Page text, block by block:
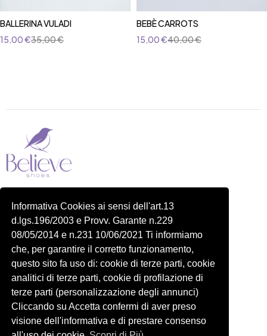
Informativa Cookies ai sensi dell'art.13
d.lgs.196/2003 e Provv. Garante n.229
08/05/2014 e n.231 10/06/2021 Ti informiamo
che, per garantire il corretto funzionamento,
questo sito fa uso di: cookie di terze parti, cookie
analitici di terze parti, cookie di profilazione di
terze parti (personalizzazione degli annunci)
Cliccando su Accetta confermi di aver preso
visione dell'informativa e di prestare consenso
BALLERINA VULADI
35,00€
15,00€
BEBÈ CARROTS
40,00€
15,00€
P.IVA 14822091006
N.REA: RM-1548401
C.SOCIALE: €10,00
334 918 4321
Shop
Donna
Bambini
Account
Carrello
Profilo
Ordini